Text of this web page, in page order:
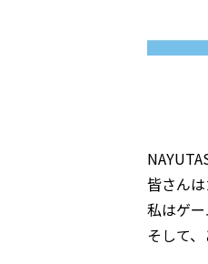
皆さん
私はゲ
そして